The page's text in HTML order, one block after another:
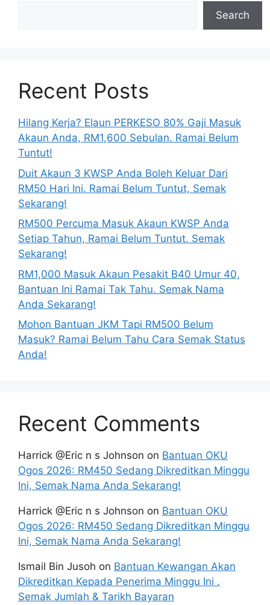
Search
Recent Posts
Hilang Kerja? Elaun PERKESO 80% Gaji Masuk
Akaun Anda, RM1,600 Sebulan. Ramai Belum
Tuntut!
Duit Akaun 3 KWSP Anda Boleh Keluar Dari
RM50 Hari Ini. Ramai Belum Tuntut, Semak
Sekarang!
RM500 Percuma Masuk Akaun KWSP Anda
Setiap Tahun, Ramai Belum Tuntut. Semak
Sekarang!
RM1,000 Masuk Akaun Pesakit B40 Umur 40,
Bantuan Ini Ramai Tak Tahu. Semak Nama
Anda Sekarang!
Mohon Bantuan JKM Tapi RM500 Belum
Masuk? Ramai Belum Tahu Cara Semak Status
Anda!
Recent Comments
Harrick @Eric n s Johnson on Bantuan OKU
Ogos 2026: RM450 Sedang Dikreditkan Minggu
Ini, Semak Nama Anda Sekarang!
Harrick @Eric n s Johnson on Bantuan OKU
Ogos 2026: RM450 Sedang Dikreditkan Minggu
Ini, Semak Nama Anda Sekarang!
Ismail Bin Jusoh on Bantuan Kewangan Akan
Dikreditkan Kepada Penerima Minggu Ini .
Semak Jumlah & Tarikh Bayaran